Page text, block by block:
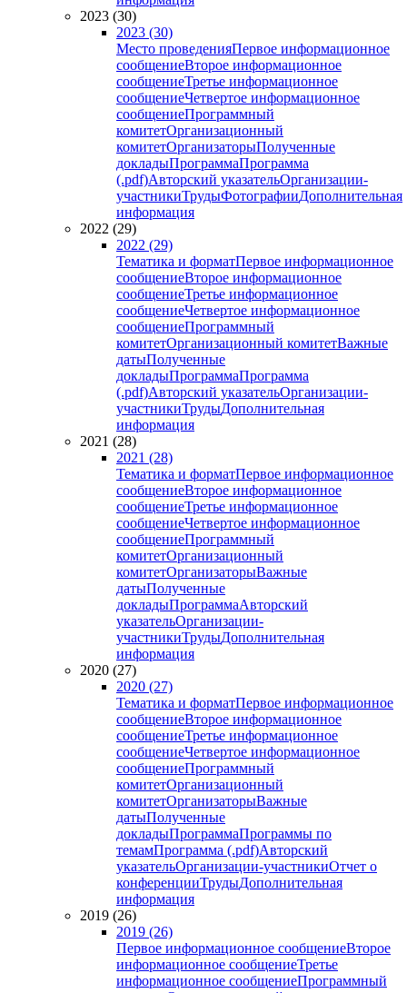
2023 (30)
2023 (30)
Место проведенияПервое информационное
сообщениеВторое информационное
сообщениеТретье информационное
сообщениеЧетвертое информационное
сообщениеПрограммный
комитетОрганизационный
комитетОрганизаторыПолученные
докладыПрограммаПрограмма
(.pdf)Авторский указательОрганизации-
участникиТрудыФотографииДополнительная
информация
2022 (29)
2022 (29)
Тематика и форматПервое информационное
сообщениеВторое информационное
сообщениеТретье информационное
сообщениеЧетвертое информационное
сообщениеПрограммный
комитетОрганизационный комитетВажные
датыПолученные
докладыПрограммаПрограмма
(.pdf)Авторский указательОрганизации-
участникиТрудыДополнительная
информация
2021 (28)
2021 (28)
Тематика и форматПервое информационное
сообщениеВторое информационное
сообщениеТретье информационное
сообщениеЧетвертое информационное
сообщениеПрограммный
комитетОрганизационный
комитетОрганизаторыВажные
датыПолученные
докладыПрограммаАвторский
указательОрганизации-
участникиТрудыДополнительная
информация
2020 (27)
2020 (27)
Тематика и форматПервое информационное
сообщениеВторое информационное
сообщениеТретье информационное
сообщениеЧетвертое информационное
сообщениеПрограммный
комитетОрганизационный
комитетОрганизаторыВажные
датыПолученные
докладыПрограммаПрограммы по
темамПрограмма (.pdf)Авторский
указательОрганизации-участникиОтчет о
конференцииТрудыДополнительная
информация
2019 (26)
2019 (26)
Первое информационное сообщениеВторое
информационное сообщениеТретье
информационное сообщениеПрограммный